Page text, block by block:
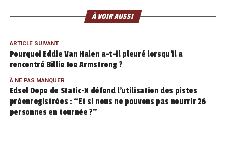
À VOIR AUSSI
ARTICLE SUIVANT
Pourquoi Eddie Van Halen a-t-il pleuré lorsqu’il a
rencontré Billie Joe Armstrong ?
À NE PAS MANQUER
Edsel Dope de Static-X défend l’utilisation des pistes
préenregistrées : “Et si nous ne pouvons pas nourrir 26
personnes en tournée ?”